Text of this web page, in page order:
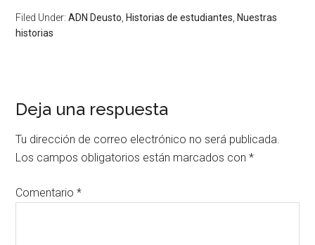
Filed Under:ADN Deusto Historias de estudiantes Nuestras
historias
Deja una respuesta
Tu dirección de correo electrónico no será publicada.
Los campos obligatorios están marcados con*
Comentario*